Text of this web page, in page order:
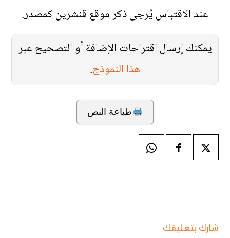
عند الاقتباس يُرجى ذكر موقع قنشرين كمصدر.
يمكنك إرسال اقتراحات الإضافة أو التصحيح عبر
هذا النموذج.
طباعة النص
شارك بتعليقك